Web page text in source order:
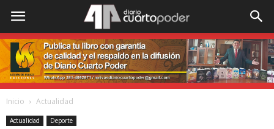
Inicio Actualidad
Actualidad Deporte